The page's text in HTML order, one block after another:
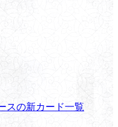
スの新カード一覧